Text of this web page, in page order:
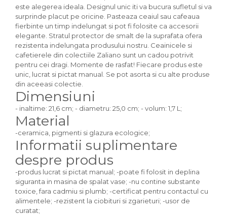
este alegerea ideala. Designul unic iti va bucura sufletul si va
surprinde placut pe oricine. Pasteaza ceaiul sau cafeaua
fierbinte un timp indelungat si pot fi folosite ca accesorii
elegante. Stratul protector de smalt de la suprafata ofera
rezistenta indelungata produsului nostru. Ceainicele si
cafetierele din colectiile Zaliano sunt un cadou potrivit
pentru cei dragi. Momente de rasfat! Fiecare produs este
unic, lucrat si pictat manual. Se pot asorta si cu alte produse
din aceeasi colectie.
Dimensiuni
- inaltime: 21,6 cm; - diametru: 25,0 cm; - volum: 1,7 L;
Material
-ceramica, pigmenti si glazura ecologice;
Informatii suplimentare
despre produs
-produs lucrat si pictat manual; -poate fi folosit in deplina
siguranta in masina de spalat vase; -nu contine substante
toxice, fara cadmiu si plumb; -certificat pentru contactul cu
alimentele; -rezistent la ciobituri si zgarieturi; -usor de
curatat;